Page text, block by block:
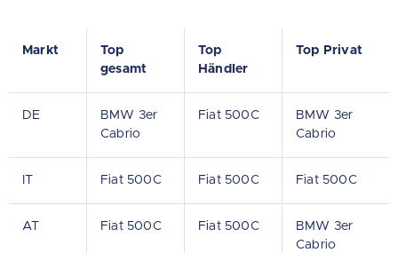
Markt
Top
gesamt
Top
Händler
Top Privat
DE
BMW 3er
Cabrio
Fiat 500C
BMW 3er
Cabrio
Fiat 500C Fiat 500C Fiat 500C
AT Fiat 500C Fiat 500C
BMW 3er
Cabrio